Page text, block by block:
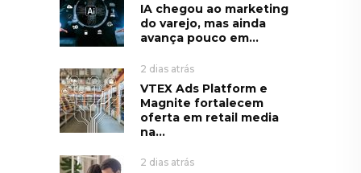
IA chegou ao marketing
do varejo, mas ainda
avança pouco em...
2 dias atrás
VTEX Ads Platform e
Magnite fortalecem
oferta em retail media
na...
2 dias atrás